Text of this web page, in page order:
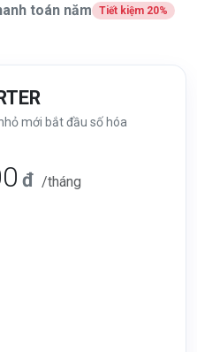
toán năm Tiết kiệm 20%
mới bắt đầu số hóa
đ /tháng